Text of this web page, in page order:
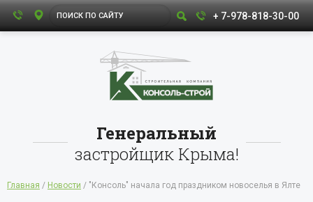
+ 7-978-818-30-00
Генеральный
застройщик Крыма!
Главная / Новости / "Консоль" начала год праздником новоселья в Ялте